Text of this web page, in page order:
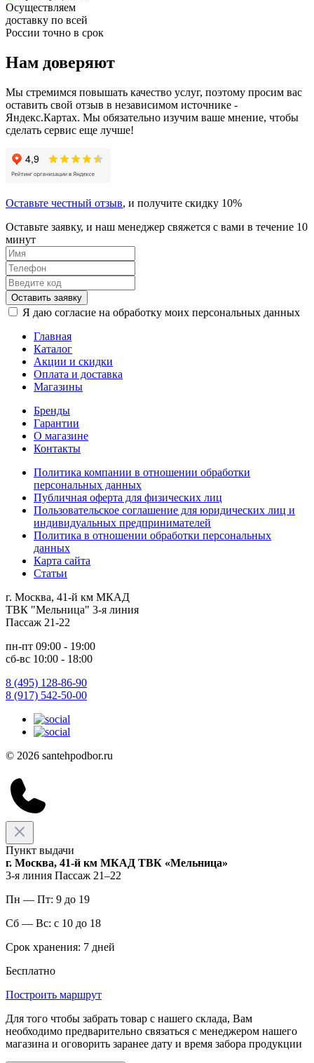
Осуществляем
доставку по всей
России точно в срок
Нам доверяют
Мы стремимся повышать качество услуг, поэтому просим вас
оставить свой отзыв в независимом источнике -
Яндекс.Картах. Мы обязательно изучим ваше мнение, чтобы
сделать сервис еще лучше!
Оставьте честный отзыв, и получите скидку 10%
Оставьте заявку, и наш менеджер свяжется с вами в течение 10
минут
Оставить заявку
Я даю согласие на обработку моих персональных данных
Главная
Каталог
Акции и скидки
Оплата и доставка
Магазины
Бренды
Гарантии
О магазине
Контакты
Политика компании в отношении обработки
персональных данных
Публичная оферта для физических лиц
Пользовательское соглашение для юридических лиц и
индивидуальных предпринимателей
Политика в отношении обработки персональных
данных
Карта сайта
Статьи
г. Москва, 41-й км МКАД
ТВК "Мельница" 3-я линия
Пассаж 21-22
пн-пт 09:00 - 19:00
сб-вс 10:00 - 18:00
8 (495) 128-86-90
8 (917) 542-50-00
© 2026 santehpodbor.ru
Пункт выдачи
г. Москва, 41-й км МКАД ТВК «Мельница»
3-я линия Пассаж 21–22
Пн — Пт: 9 до 19
Сб — Вс: с 10 до 18
Срок хранения: 7 дней
Бесплатно
Построить маршрут
Для того чтобы забрать товар с нашего склада, Вам
необходимо предварительно связаться с менеджером нашего
магазина и оговорить заранее дату и время забора продукции